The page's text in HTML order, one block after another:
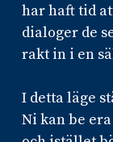
har haft tid
dialoger de
rakt in i en
I detta läge
Ni kan be